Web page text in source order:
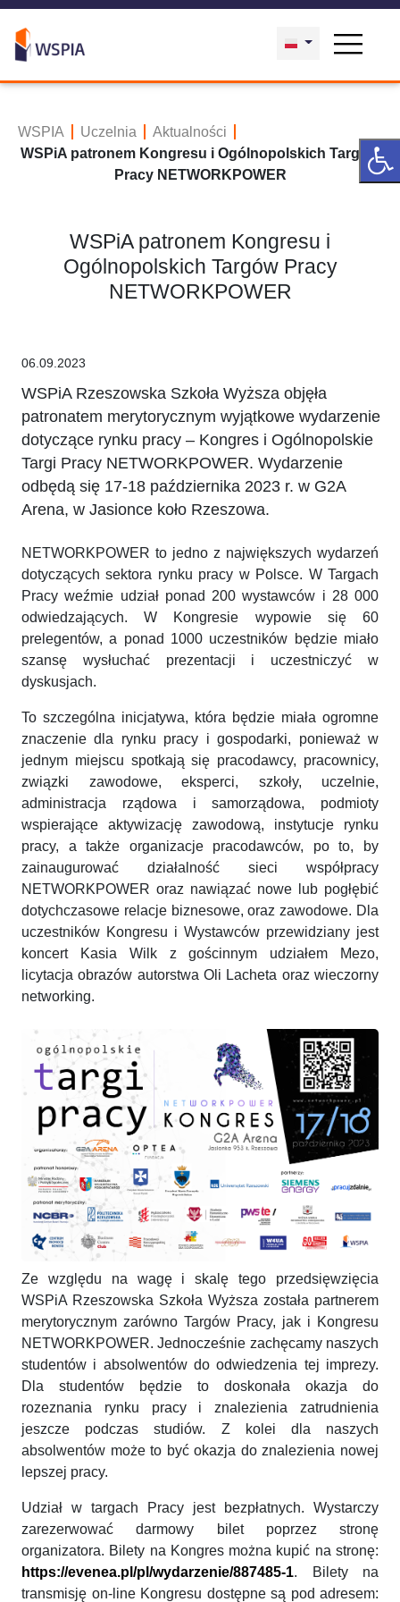
WSPIA Uczelnia
Aktualności
WSPiA patronem Kongresu i Ogólnopolskich Targów
Pracy NETWORKPOWER
WSPiA patronem Kongresu i
Ogólnopolskich Targów Pracy
NETWORKPOWER
06.09.2023
WSPiA Rzeszowska Szkoła Wyższa objęła
patronatem merytorycznym wyjątkowe wydarzenie
dotyczące rynku pracy – Kongres i Ogólnopolskie
Targi Pracy NETWORKPOWER. Wydarzenie
odbędą się 17-18 października 2023 r. w G2A
Arena, w Jasionce koło Rzeszowa.
NETWORKPOWER to jedno z największych wydarzeń
dotyczących sektora rynku pracy w Polsce. W Targach
Pracy weźmie udział ponad 200 wystawców i 28 000
odwiedzających. W Kongresie wypowie się 60
prelegentów, a ponad 1000 uczestników będzie miało
szansę wysłuchać prezentacji i uczestniczyć w
dyskusjach.
To szczególna inicjatywa, która będzie miała ogromne
znaczenie dla rynku pracy i gospodarki, ponieważ w
jednym miejscu spotkają się pracodawcy, pracownicy,
związki zawodowe, eksperci, szkoły, uczelnie,
administracja rządowa i samorządowa, podmioty
wspierające aktywizację zawodową, instytucje rynku
pracy, a także organizacje pracodawców, po to, by
zainaugurować działalność sieci współpracy
NETWORKPOWER oraz nawiązać nowe lub pogłębić
dotychczasowe relacje biznesowe, oraz zawodowe. Dla
uczestników Kongresu i Wystawców przewidziany jest
koncert Kasia Wilk z gościnnym udziałem Mezo,
licytacja obrazów autorstwa Oli Lacheta oraz wieczorny
networking.
Ze względu na wagę i skalę tego przedsięwzięcia
WSPiA Rzeszowska Szkoła Wyższa została partnerem
merytorycznym zarówno Targów Pracy, jak i Kongresu
NETWORKPOWER. Jednocześnie zachęcamy naszych
studentów i absolwentów do odwiedzenia tej imprezy.
Dla studentów będzie to doskonała okazja do
rozeznania rynku pracy i znalezienia zatrudnienia
jeszcze podczas studiów. Z kolei dla naszych
absolwentów może to być okazja do znalezienia nowej
lepszej pracy.
Udział w targach Pracy jest bezpłatnych. Wystarczy
zarezerwować darmowy bilet poprzez stronę
organizatora. Bilety na Kongres można kupić na stronę:
https://evenea.pl/pl/wydarzenie/887485-1. Bilety na
transmisję on-line Kongresu dostępne są pod adresem: